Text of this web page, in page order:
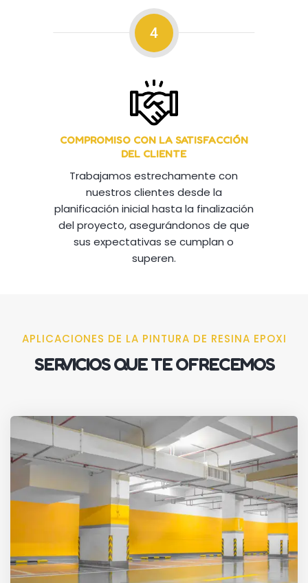
4
COMPROMISO CON LA SATISFACCIÓN
DEL CLIENTE
Trabajamos estrechamente con
nuestros clientes desde la
planificación inicial hasta la finalización
del proyecto, asegurándonos de que
sus expectativas se cumplan o
superen.
APLICACIONES DE LA PINTURA DE RESINA EPOXI
SERVICIOS QUE TE OFRECEMOS